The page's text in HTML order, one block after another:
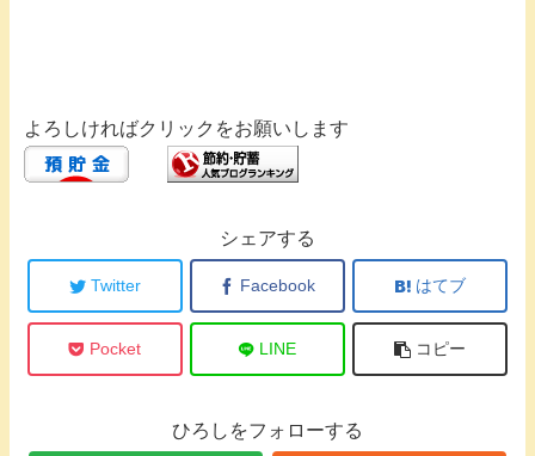
よろしければクリックをお願いします
シェアする
Twitter Facebook はてブ
Pocket LINE コピー
ひろしをフォローする